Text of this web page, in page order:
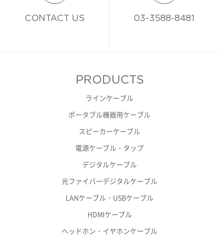
CONTACT US 03-3588-8481
PRODUCTS
ラインケーブル
ポータブル機器用ケーブル
スピーカーケーブル
電源ケーブル・タップ
デジタルケーブル
光ファイバーデジタルケーブル
LANケーブル・USBケーブル
HDMIケーブル
ヘッドホン・イヤホンケーブル